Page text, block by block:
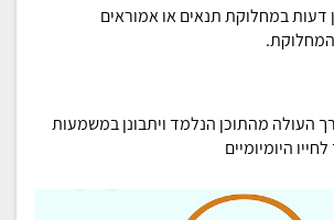
דעות במחלוקת תנאים או אמוראים
העולה מהתוכן הנלמד ויתבונן במשמעות
היומיומיים